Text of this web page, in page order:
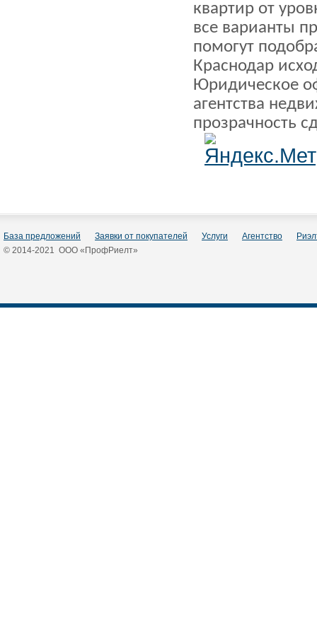
квартир от
все варианты
помогут
Краснодар
Юридическое
агентства
прозрачность
База предложений Заявки от покупателей Услуги Агентство
© 2014-2021 ООО «ПрофРиелт»